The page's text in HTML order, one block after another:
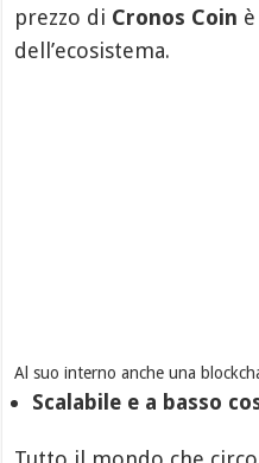
prezzo di Cronos Coin
dell’ecosistema.
Al suo interno anche una
Scalabile e a basso